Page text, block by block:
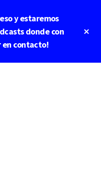
y estaremos
donde con
en contacto!